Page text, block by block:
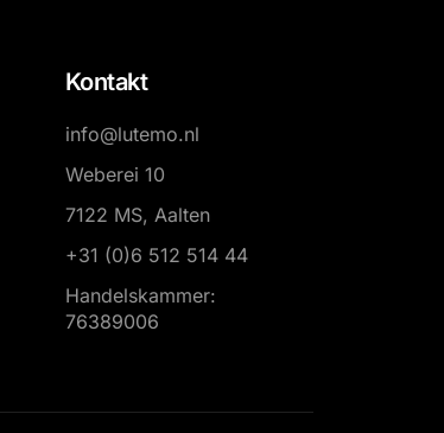
Kontakt
info@lutemo.nl
Weberei 10
7122 MS, Aalten
+31 (0)6 512 514 44
Handelskammer:
76389006